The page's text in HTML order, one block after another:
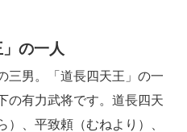
の一人
男。「道長四天王」の一
の有力武将です。道長四天
、平致頼（むねより）、